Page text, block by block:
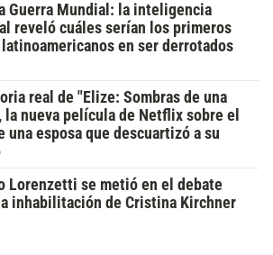
Guerra Mundial: la inteligencia
reveló cuáles serían los primeros
en ser derrotados
real de "Elize: Sombras de una
la nueva película de Netflix sobre el
una esposa que descuartizó a su
Lorenzetti se metió en el debate
inhabilitación de Cristina Kirchner